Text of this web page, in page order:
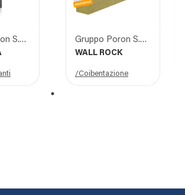
Gruppo Poron S.R.L. Gruppo Poron S.R.L.
WALL ROCK
/Coibentazione
1